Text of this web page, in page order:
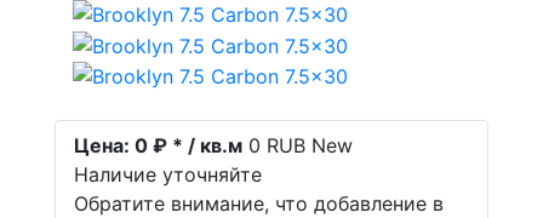
Цена: 0 ₽ * / кв.м 0 RUB New
Наличие уточняйте
Обратите внимание, что добавление в